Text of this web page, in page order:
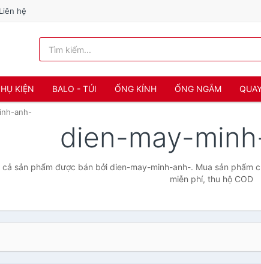
Liên hệ
KIỆN BALO - TÚI ỐNG KÍNH ỐNG NGẮM
anh-
dien-may-
cả sản phẩm được bán bởi dien-may-minh-anh-. Mua sản phẩm
miễn phí, thu hộ COD